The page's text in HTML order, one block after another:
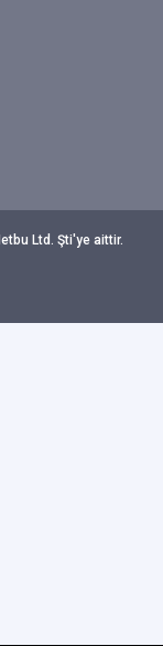
Ltd. Şti'ye aittir.